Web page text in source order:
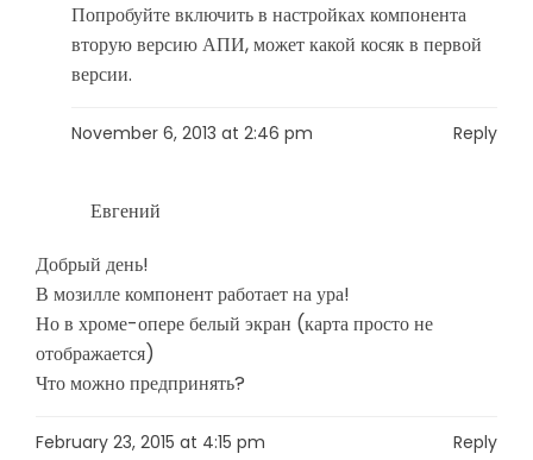
Попробуйте включить в настройках компонента
вторую версию АПИ, может какой косяк в первой
версии.
November 6, 2013 at 2:46 pm Reply
Евгений
Добрый день!
В мозилле компонент работает на ура!
Но в хроме-опере белый экран (карта просто не
отображается)
Что можно предпринять?
February 23, 2015 at 4:15 pm Reply